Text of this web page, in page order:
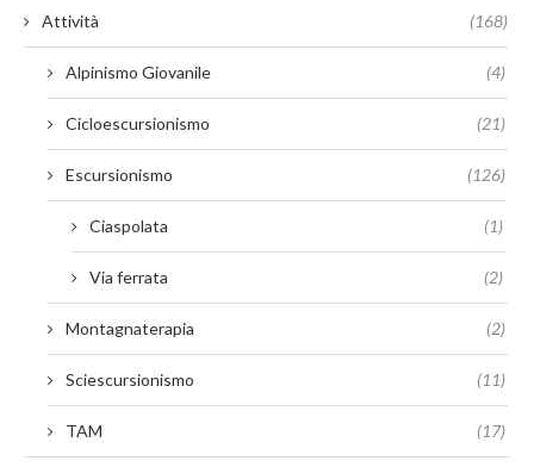
Attività (168)
Alpinismo Giovanile (4)
Cicloescursionismo (21)
Escursionismo (126)
Ciaspolata (1)
Via ferrata (2)
Montagnaterapia (2)
Sciescursionismo (11)
TAM (17)